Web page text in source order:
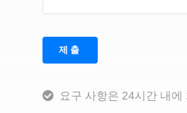
제출
요구 사항은 24시간 내에